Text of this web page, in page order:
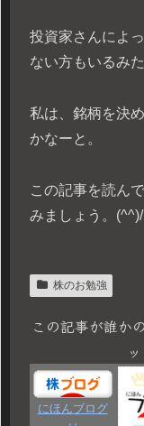
投資家さんによ
ない方もいるみた
私は、銘柄を決
かなーと。
この記事を読ん
みましょう。(^^)/
株のお勉強
この記事が誰か
にほんブログ